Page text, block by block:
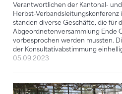
Verantwortlichen der Kantonal-
Herbst-Verbandsleitungskonferenz
standen diverse Geschäfte, die für
Abgeordnetenversammlung Ende
vorbesprochen werden mussten.
der Konsultativabstimmung
05.09.2023
Kunstturnen Frauen setzt